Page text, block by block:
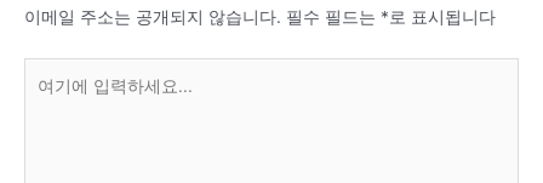
이메일 주소는 공개되지 않습니다. 필수 필드는 *로 표시됩니다